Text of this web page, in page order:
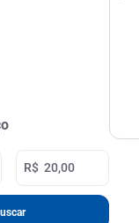
R$